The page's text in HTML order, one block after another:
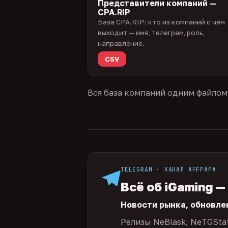
Представители компаний —
CPA.RIP
База CPA.RIP: кто из компаний с чем
выходит — имя, телеграм, роль,
направление.
CSV
Вся база компаний одним
TELEGRAM · КАНАЛ AFFPAPA
Всё об iGaming
Новости рынка,
Релизы NeBlask,